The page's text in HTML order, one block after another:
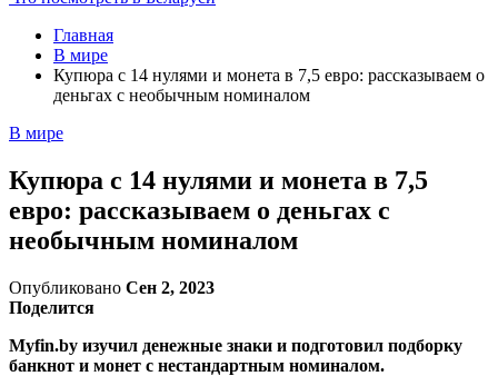
Главная
В мире
Купюра с 14 нулями и монета в 7,5 евро: рассказываем о
деньгах с необычным номиналом
В мире
Купюра с 14 нулями и монета в 7,5
евро: рассказываем о деньгах с
необычным номиналом
Опубликовано Сен 2, 2023
Поделится
Myfin.by изучил денежные знаки и подготовил подборку
банкнот и монет с нестандартным номиналом.